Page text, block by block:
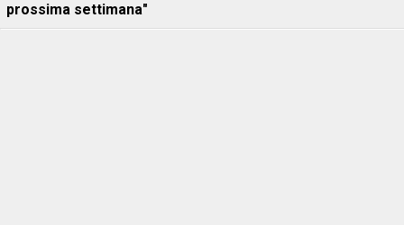
prossima settimana"